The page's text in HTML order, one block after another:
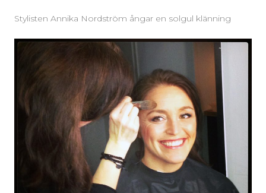
Stylisten Annika Nordström ångar en solgul klänning